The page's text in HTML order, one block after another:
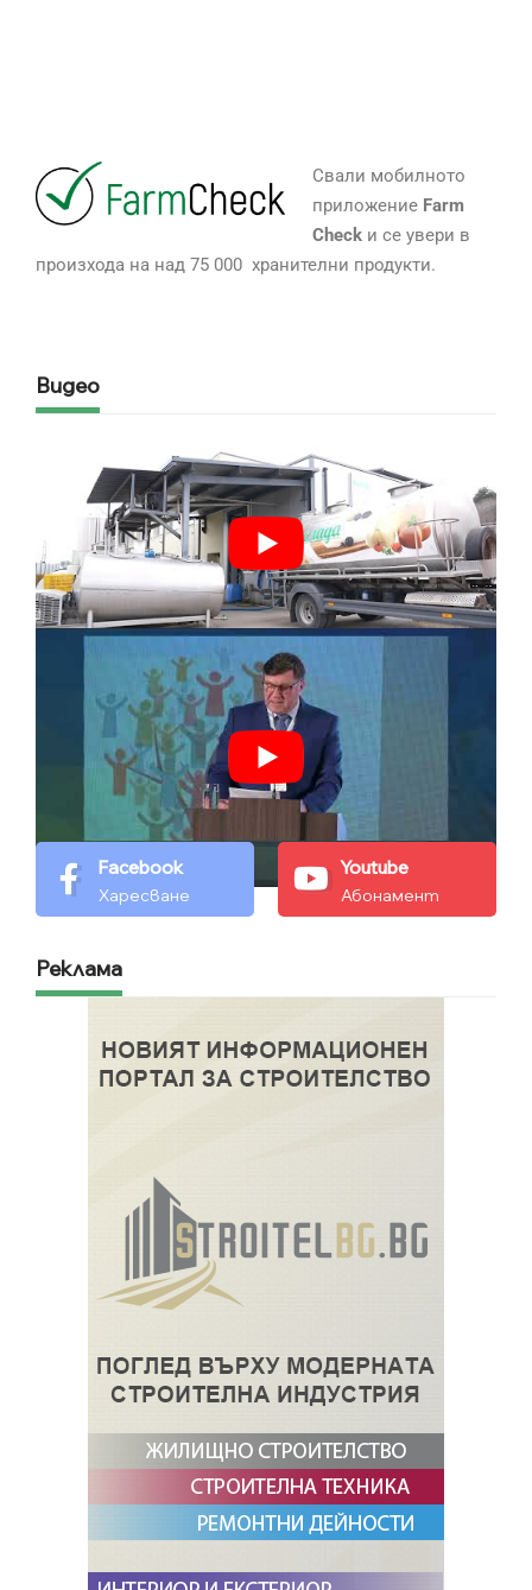
Свали мобилното
приложение Farm
Checkи се увери в
произхода на над 75 000 хранителни продукти.
Видео
Facebook
Харесване
Youtube
Абонамент
Реклама